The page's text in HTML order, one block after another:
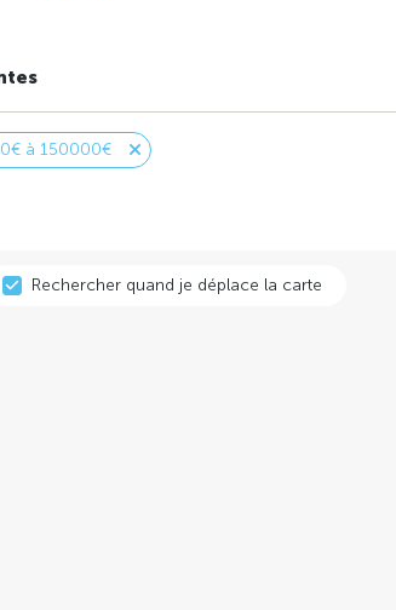
à 150000€
Rechercher quand je déplace la carte